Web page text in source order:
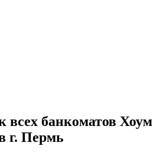
всех банкоматов Хоум
г. Пермь